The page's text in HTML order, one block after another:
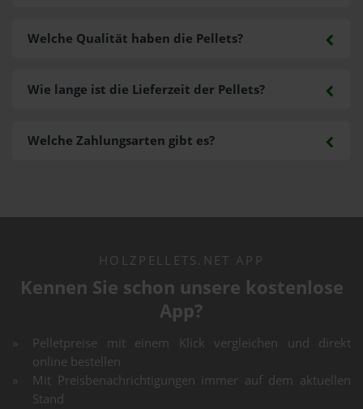
Welche Zahlungsarten gibt es?
Welche Qualität haben die Pellets?
Wie lange ist die Lieferzeit der Pellets?
HOLZPELLETS.NET APP
Kennen Sie schon unsere kostenlose
App?
Pelletpreise mit einem Klick vergleichen und direkt
online bestellen
Mit Preisbenachrichtigungen immer auf dem aktuellen
Stand